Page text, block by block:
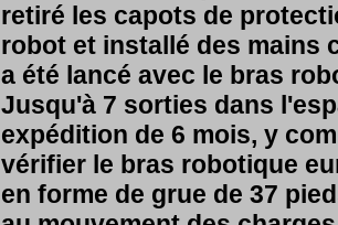
retiré les capots de
robot et installé des mains
a été lancé avec le bras
Jusqu'à 7 sorties dans
expédition de 6 mois, y
vérifier le bras robotique
en forme de grue de 37